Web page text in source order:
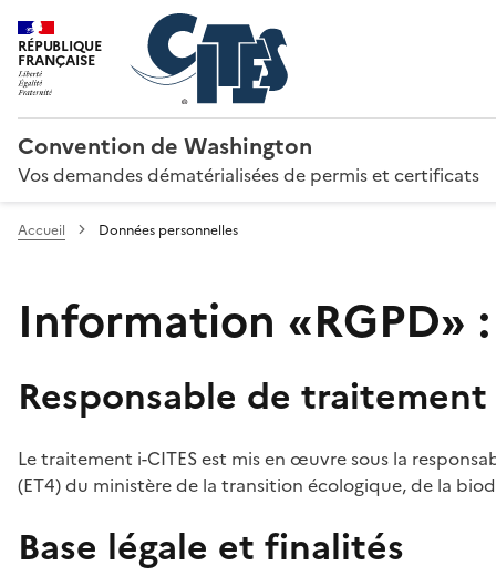
RÉPUBLIQUE
FRANÇAISE
Convention de Washington
Vos demandes dématérialisées de permis et certificats
Accueil Données personnelles
Information «RGPD»
Responsable de traitement
Le traitement i-CITES est mis en œuvre sous la
(ET4) du ministère de la transition écologique, de la
Base légale et finalités